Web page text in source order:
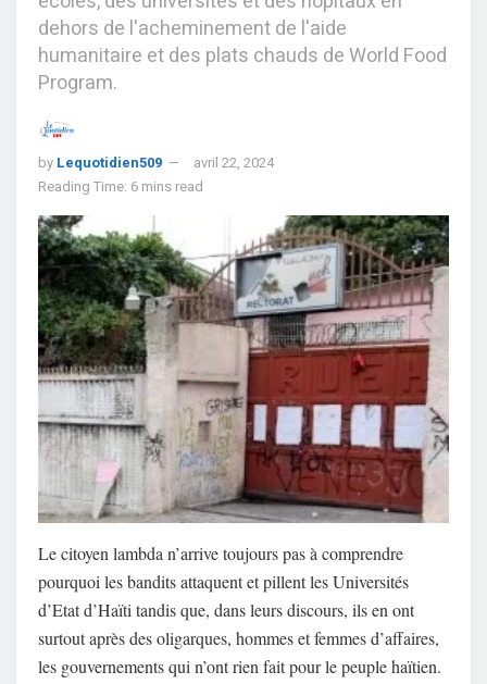
dehors de l'acheminement de l'aide
humanitaire et des plats chauds de World Food
Program.
by Lequotidien509
avril 22, 2024
Reading Time: 6 mins read
Le citoyen lambda n’arrive toujours pas à comprendre
pourquoi les bandits attaquent et pillent les Universités
d’Etat d’Haïti tandis que, dans leurs discours, ils en ont
surtout après des oligarques, hommes et femmes d’affaires,
les gouvernements qui n’ont rien fait pour le peuple haïtien.